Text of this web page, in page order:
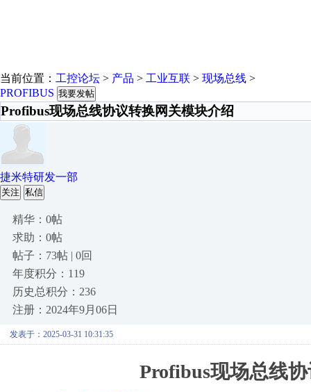
当前位置： 工控论坛 > 产品 > 工业互联 > 现场总线 >
PROFIBUS 我要发帖
Profibus现场总线协议转换网关模块介绍
捷米特研发一部
关注 私信
精华：0帖
求助：0帖
帖子：73帖 | 0回
年度积分：119
历史总积分：236
注册：2024年9月06日
发表于：2025-03-31 10:31:35
Profibus现场总线